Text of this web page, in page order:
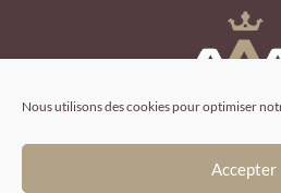
Nous utilisons des cookies pour optimiser
Accepter